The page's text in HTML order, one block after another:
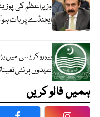
وزیراعظم کی
ایجنڈے پر بات
بیوروکریسی میں
عہدوں پر نئی
ہمیں فالو کریں